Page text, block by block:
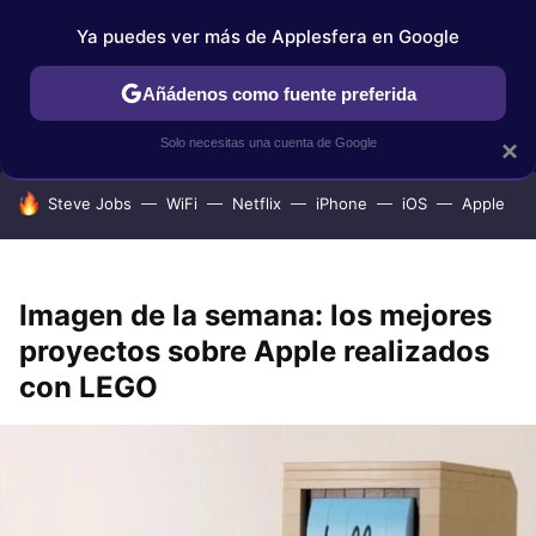
IPHONE TUTORIALES APPLESFERA SELECCIÓN
HOY SE HABLA DE
Steve Jobs WiFi Netflix iPhone iOS Apple
Imagen de la semana: los mejores
proyectos sobre Apple realizados
con LEGO
×
Ya puedes ver más de Applesfera en Google
Añádenos como fuente preferida
Solo necesitas una cuenta de Google